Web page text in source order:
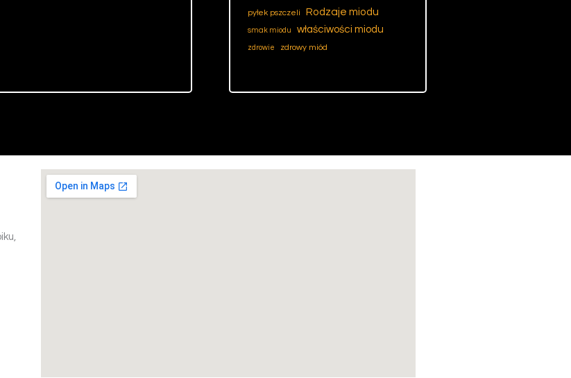
pyłek pszczeli
Rodzaje miodu
smak miodu właściwości miodu
zdrowie zdrowy miód